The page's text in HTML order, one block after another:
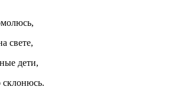
свете,
дети,
склонюсь.